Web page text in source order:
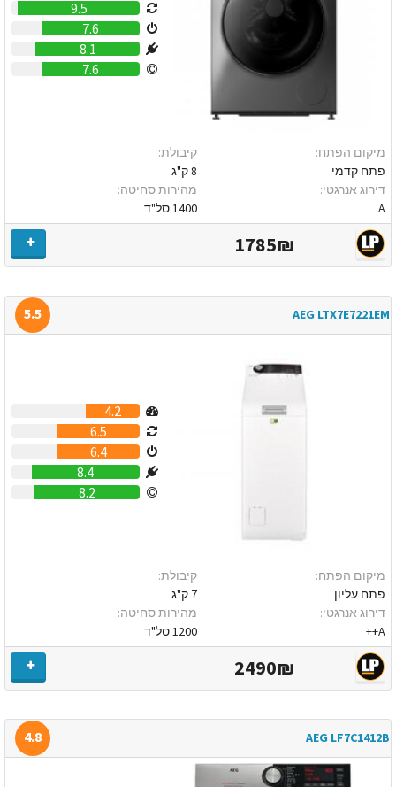
9.5
7.6
8.1
7.6
מיקום הפתח:
פתח קדמי
דירוג אנרגטי:
A
קיבולת:
8 ק"ג
מהירות סחיטה:
1400 סל"ד
1785₪
AEG LTX7E7221EM
5.5
4.2
6.5
6.4
8.4
8.2
מיקום הפתח:
פתח עליון
דירוג אנרגטי:
A++
קיבולת:
7 ק"ג
מהירות סחיטה:
1200 סל"ד
2490₪
AEG LF7C1412B
4.8